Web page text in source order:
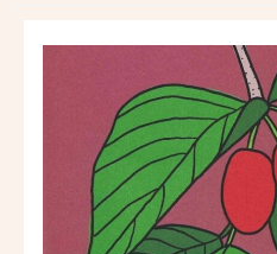
PFLANZEN